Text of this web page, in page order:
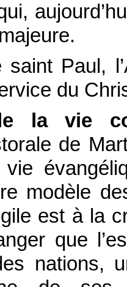
saint Paul,
du
la vie
de
modèle
est à la
que
nations,